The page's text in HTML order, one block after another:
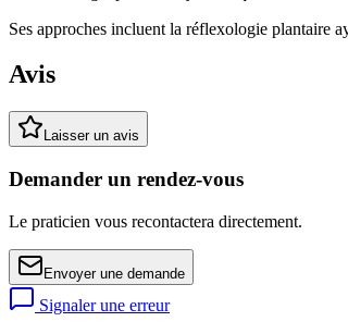
Ses approches incluent la réflexologie plantaire
Avis
Laisser un avis
Demander un rendez-vous
Le praticien vous recontactera directement.
Envoyer une demande
Signaler une erreur